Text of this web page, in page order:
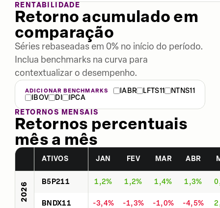
RENTABILIDADE
Retorno acumulado em
comparação
Séries rebaseadas em 0% no início do período.
Inclua benchmarks na curva para
contextualizar o desempenho.
ADICIONAR BENCHMARKS IABR LFTS11
NTNS11
IBOV
DI
IPCA
RETORNOS MENSAIS
Retornos percentuais
mês a mês
ATIVOS JAN FEV MAR ABR
2026 B5P211 1,2% 1,2% 1,4% 1,3%
BNDX11 -3,4% -1,3% -1,0% -4,5%